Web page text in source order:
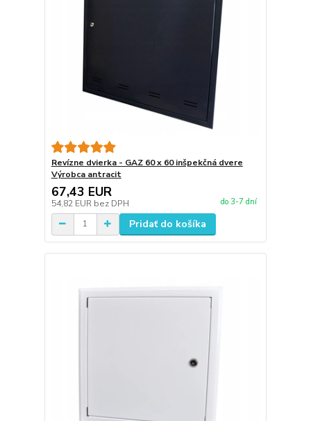
Revízne dvierka - GAZ 60 x 60 inšpekčná dvere
Výrobca antracit
67,43 EUR
54,82 EUR bez DPH do 3-7 dní
Pridať do košíka